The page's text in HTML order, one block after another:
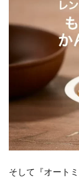
そして『オート